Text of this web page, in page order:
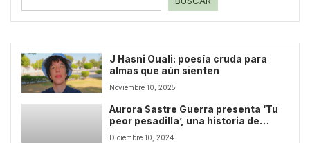
J Hasni Ouali: poesía cruda para
almas que aún sienten
Noviembre 10, 2025
Aurora Sastre Guerra presenta ‘Tu
peor pesadilla’, una historia de
romance y ficción
Diciembre 10, 2024